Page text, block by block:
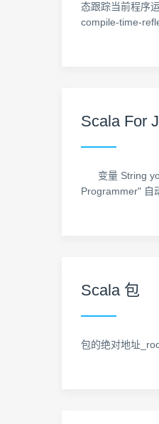
态跟踪当前程序
compile-time-
Scala For
变量 String
Programmer" 自
Scala 包
包的绝对地址